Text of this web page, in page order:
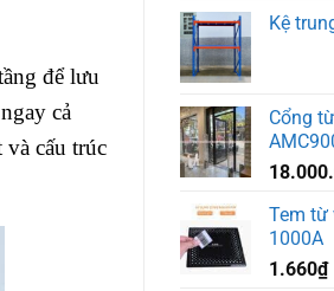
để lưu
cả
cấu trúc
Kệ
Cổng
Tem từ
1000A
1.660₫